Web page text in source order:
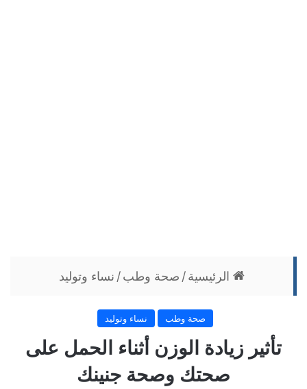
الرئيسية/ صحة وطب/ نساء وتوليد
صحة وطب نساء وتوليد
تأثير زيادة الوزن أثناء الحمل على
صحتك وصحة جنينك